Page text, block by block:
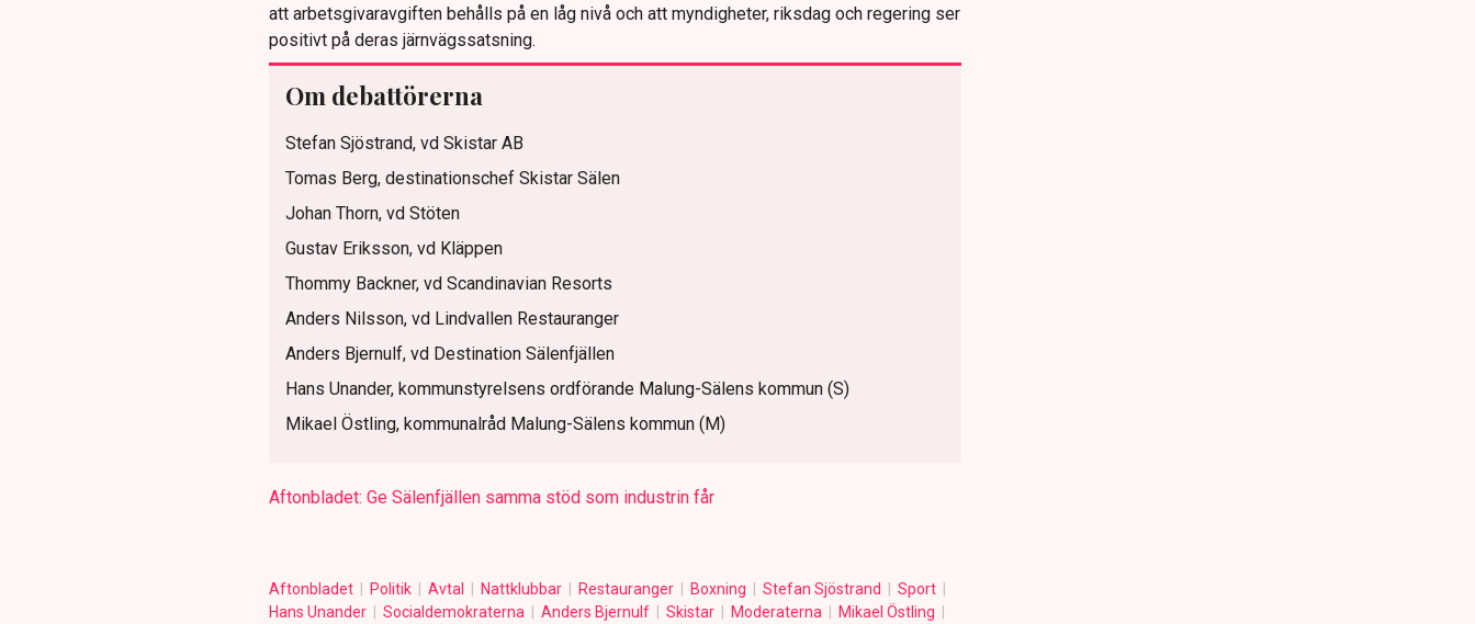
att arbetsgivaravgiften behålls på en låg nivå och att myndigheter, riksdag och regering ser
positivt på deras järnvägssatsning.
Om debattörerna
Stefan Sjöstrand, vd Skistar AB
Tomas Berg, destinationschef Skistar Sälen
Johan Thorn, vd Stöten
Gustav Eriksson, vd Kläppen
Thommy Backner, vd Scandinavian Resorts
Anders Nilsson, vd Lindvallen Restauranger
Anders Bjernulf, vd Destination Sälenfjällen
Hans Unander, kommunstyrelsens ordförande Malung-Sälens kommun (S)
Mikael Östling, kommunalråd Malung-Sälens kommun (M)
Aftonbladet: Ge Sälenfjällen samma stöd som industrin får
Aftonbladet Politik Avtal Nattklubbar Restauranger Boxning Stefan Sjöstrand
Sport
Hans Unander
Socialdemokraterna Anders Bjernulf Skistar Moderaterna
Mikael Östling